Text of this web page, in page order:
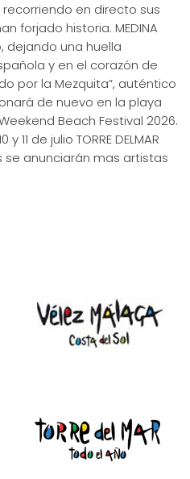
en directo sus
forjado historia. MEDINA
dejando una huella
y en el corazón de
por la Mezquita”, auténtico
de nuevo en la playa
Beach Festival 2026.
y 11 de julio TORRE DELMAR
se anunciarán mas artistas